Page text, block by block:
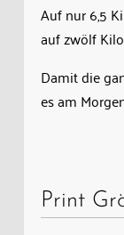
Albulaviadukt
der
Kreiskehrtunnel
mit
Auf nur 6,5
auf zwölf
Damit die
es am
Print